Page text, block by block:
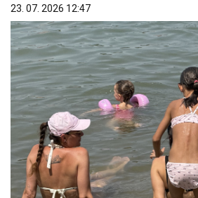
23. 07. 2026 12:47